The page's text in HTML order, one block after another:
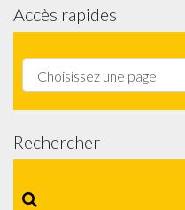
Accès rapides
Rechercher